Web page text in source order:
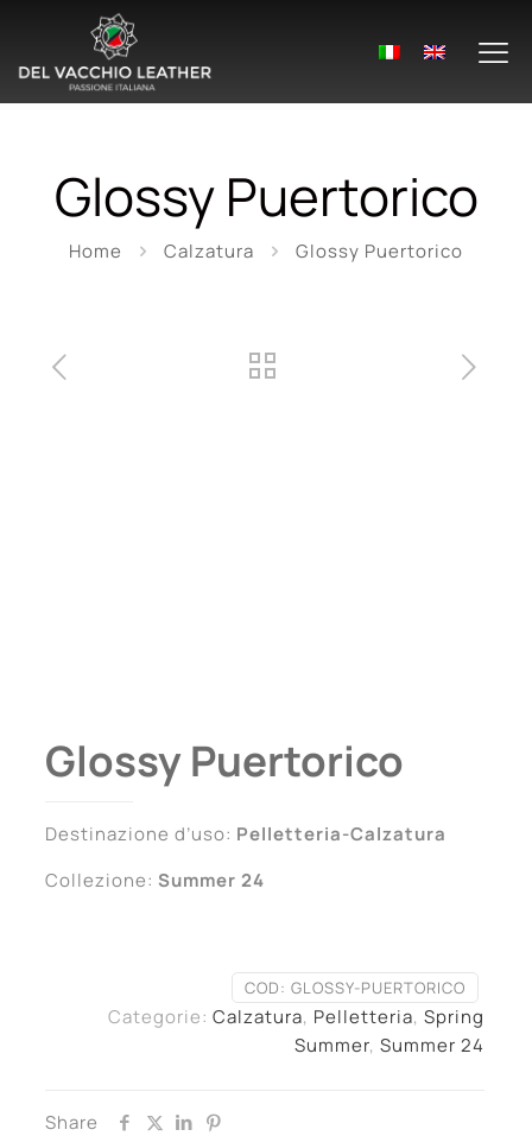
Glossy Puertorico
Home Calzatura Glossy Puertorico
Glossy Puertorico
Destinazione d’uso: Pelletteria-Calzatura
Collezione: Summer 24
COD: GLOSSY-PUERTORICO
Categorie: Calzatura, Pelletteria, Spring
Summer, Summer 24
Share